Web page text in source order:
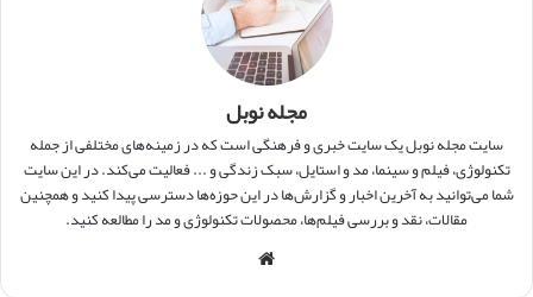
مجله نوبل
سایت مجله نوبل یک سایت خبری و فرهنگی است که در زمینه‌های مختلفی از جمله
تکنولوژی، فیلم و سینما، مد و استایل، سبک زندگی و ... فعالیت می‌کند. در این سایت
شما می‌توانید به آخرین اخبار و گزارش‌ها در این حوزه‌ها دسترسی پیدا کنید و همچنین
مقالات، نقد و بررسی فیلم‌ها، محصولات تکنولوژی و مد را مطالعه کنید.